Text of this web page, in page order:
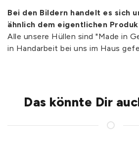
Bei den Bildern handelt es sich
ähnlich dem eigentlichen
Alle unsere Hüllen sind "Made in
in Handarbeit bei uns im Haus
Das könnte Dir